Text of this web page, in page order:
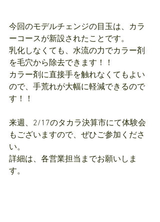
今回のモデルチェンジの目玉は、カラ
ーコースが新設されたことです。
乳化しなくても、水流の力でカラー剤
を毛穴から除去できます！！
カラー剤に直接手を触れなくてもよい
ので、手荒れが大幅に軽減できるので
す！！
来週、2/17のタカラ決算市にて体験会
もございますので、ぜひご参加くださ
い。
詳細は、各営業担当までお願いしま
す。